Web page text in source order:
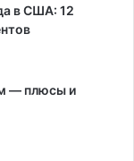
в США: 12
— плюсы и